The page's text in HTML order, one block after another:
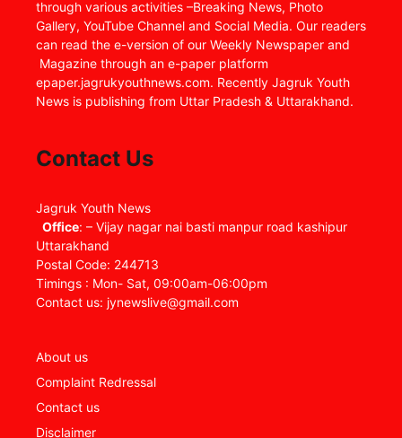
through various activities –Breaking News, Photo
Gallery, YouTube Channel and Social Media. Our readers
can read the e-version of our Weekly Newspaper and
Magazine through an e-paper platform
epaper.jagrukyouthnews.com. Recently Jagruk Youth
News is publishing from Uttar Pradesh & Uttarakhand.
Contact Us
Jagruk Youth News
Office: – Vijay nagar nai basti manpur road kashipur
Uttarakhand
Postal Code: 244713
Timings : Mon- Sat, 09:00am-06:00pm
Contact us: jynewslive@gmail.com
About us
Complaint Redressal
Contact us
Disclaimer